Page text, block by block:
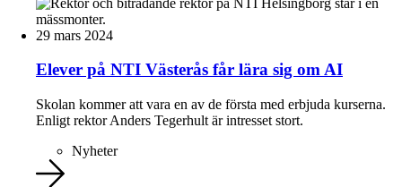
29 mars 2024
Elever på NTI Västerås får lära sig om AI
Skolan kommer att vara en av de första med erbjuda kurserna.
Enligt rektor Anders Tegerhult är intresset stort.
Nyheter